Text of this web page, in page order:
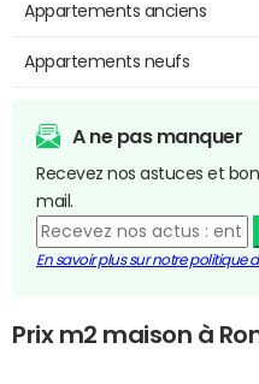
Appartements anciens
Appartements neufs
A ne pas manquer
Recevez nos astuces et
mail.
En savoir plus sur notre politique
Prix m2 maison à